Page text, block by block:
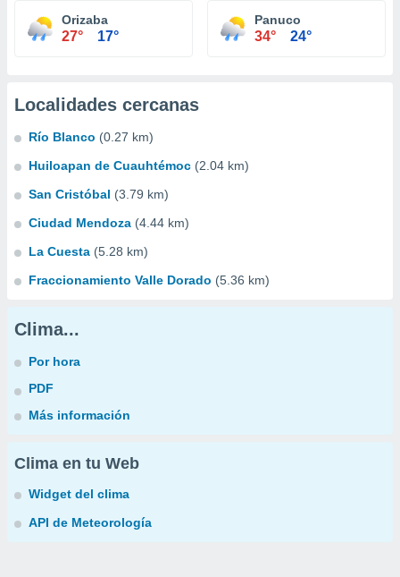
Orizaba
27° 17°
Panuco
34° 24°
Localidades cercanas
Río Blanco (0.27 km)
Huiloapan de Cuauhtémoc (2.04 km)
San Cristóbal (3.79 km)
Ciudad Mendoza (4.44 km)
La Cuesta (5.28 km)
Fraccionamiento Valle Dorado (5.36 km)
Clima...
Por hora
PDF
Más información
Clima en tu Web
Widget del clima
API de Meteorología